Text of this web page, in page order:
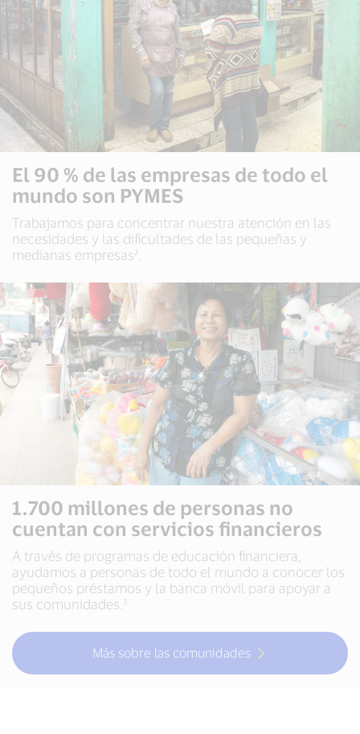
El 90 % de las empresas de todo el
mundo son PYMES
Trabajamos para concentrar nuestra atención en las
necesidades y las dificultades de las pequeñas y
medianas empresas².
1.700 millones de personas no
cuentan con servicios financieros
A través de programas de educación financiera,
ayudamos a personas de todo el mundo a conocer los
pequeños préstamos y la banca móvil para apoyar a
sus comunidades.³
Más sobre las comunidades